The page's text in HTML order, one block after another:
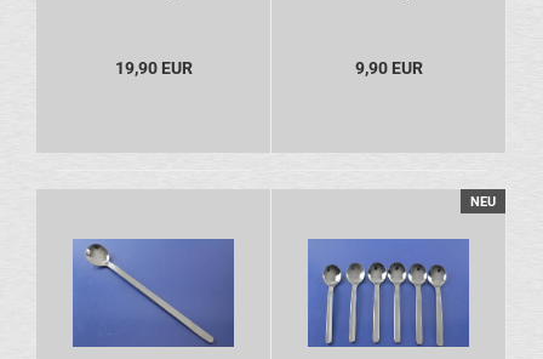
19,90 EUR 9,90 EUR
NEU